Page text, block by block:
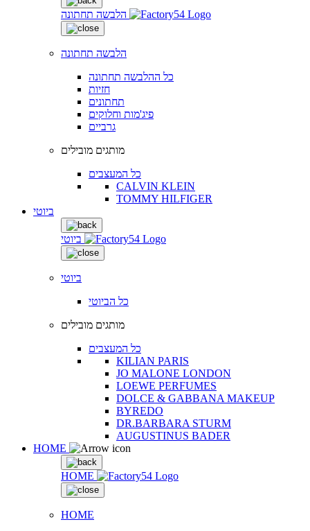
הלבשה תחתונה
הלבשה תחתונה
כל ההלבשה תחתונה
חזיות
תחתונים
פיג'מות וחלוקים
גרביים
מותגים מובילים
כל המעצבים
CALVIN KLEIN
TOMMY HILFIGER
ביוטי
ביוטי
ביוטי
כל הביוטי
מותגים מובילים
כל המעצבים
KILIAN PARIS
JO MALONE LONDON
LOEWE PERFUMES
DOLCE & GABBANA MAKEUP
BYREDO
DR.BARBARA STURM
AUGUSTINUS BADER
HOME
HOME
HOME